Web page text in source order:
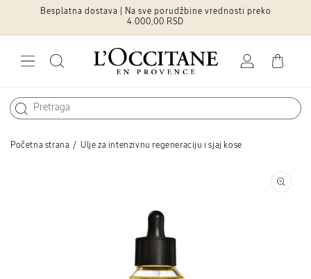
Pređite naBesplatna dostava | Na sve porudžbine vrednosti preko
4.000,00 RSD
in
Cart
Početna strana / Ulje za intenzivnu regeneraciju i sjaj kose